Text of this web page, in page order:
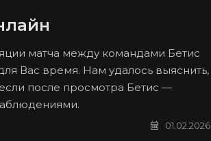
матча между командами Бетис
Вас время. Нам удалось выяснить,
после просмотра Бетис —
01.02.2026